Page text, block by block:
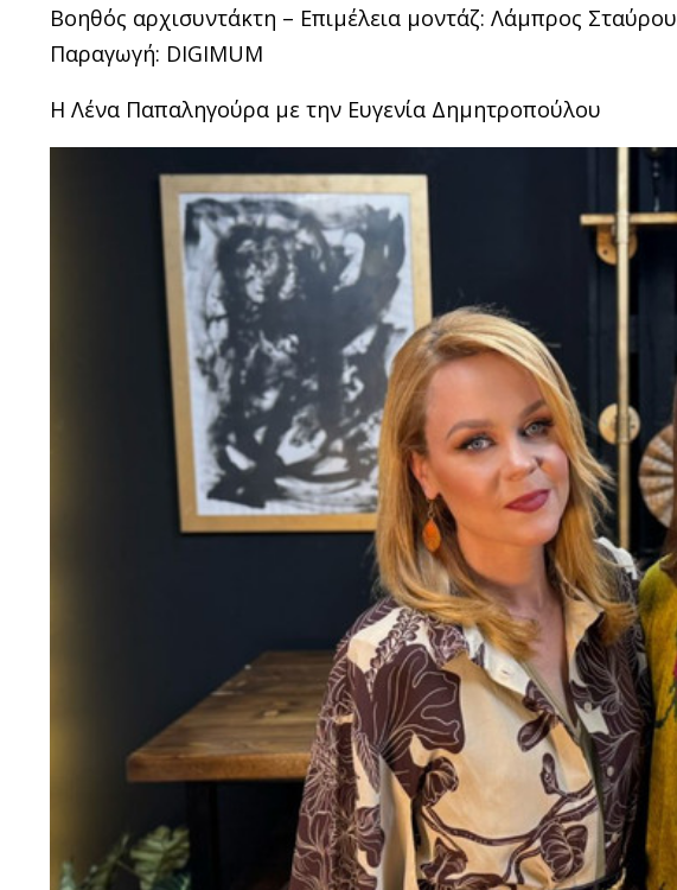
Βοηθός αρχισυντάκτη – Επιμέλεια μοντάζ: Λάμπρος Σταύρου
Παραγωγή: DIGIMUM
Η Λένα Παπαληγούρα με την Ευγενία Δημητροπούλου